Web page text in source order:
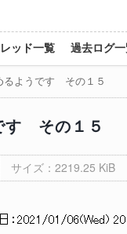
ッド一覧 過去ログ
るようです その１５
す その１５
サイズ：2219.25 KiB
： 2021/01/06(Wed)